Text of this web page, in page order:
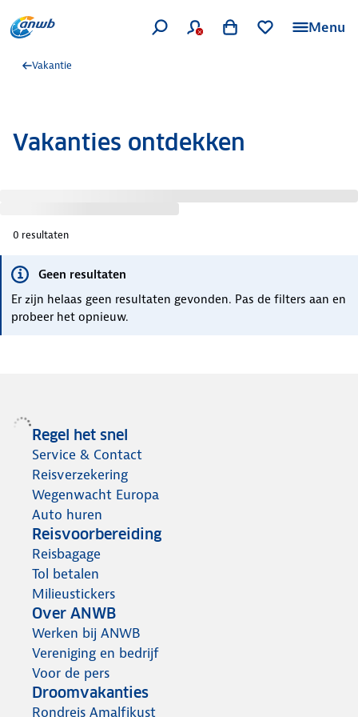
Menu
Vakantie
Vakanties ontdekken
0 resultaten
Geen resultaten
Er zijn helaas geen resultaten gevonden. Pas de filters aan en
probeer het opnieuw.
Regel het snel
Service & Contact
Reisverzekering
Wegenwacht Europa
Auto huren
Reisvoorbereiding
Reisbagage
Tol betalen
Milieustickers
Over ANWB
Werken bij ANWB
Vereniging en bedrijf
Voor de pers
Droomvakanties
Rondreis Amalfikust